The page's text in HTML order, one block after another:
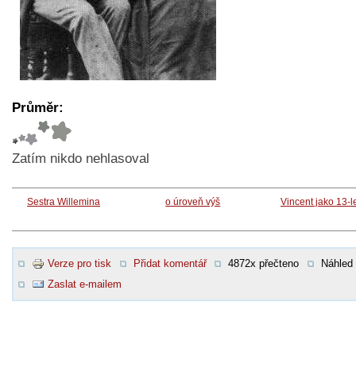
Průměr:
Zatím nikdo nehlasoval
Sestra Willemina o úroveň výš Vincent jako 13-
Verze pro tisk Přidat komentář 4872x přečteno
Náhled
Zaslat e-mailem